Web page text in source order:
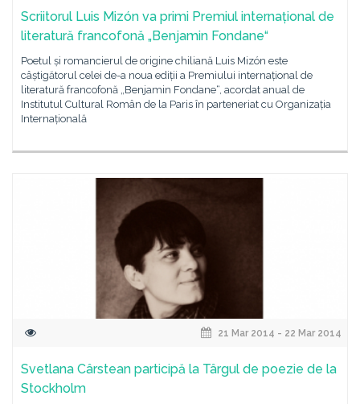
Scriitorul Luis Mizón va primi Premiul internațional de
literatură francofonă „Benjamin Fondane“
Poetul și romancierul de origine chiliană Luis Mizón este
câștigătorul celei de-a noua ediții a Premiului internațional de
literatură francofonă „Benjamin Fondane“, acordat anual de
Institutul Cultural Român de la Paris în parteneriat cu Organizația
Internațională
21 Mar 2014 - 22 Mar 2014
Svetlana Cârstean participă la Târgul de poezie de la
Stockholm